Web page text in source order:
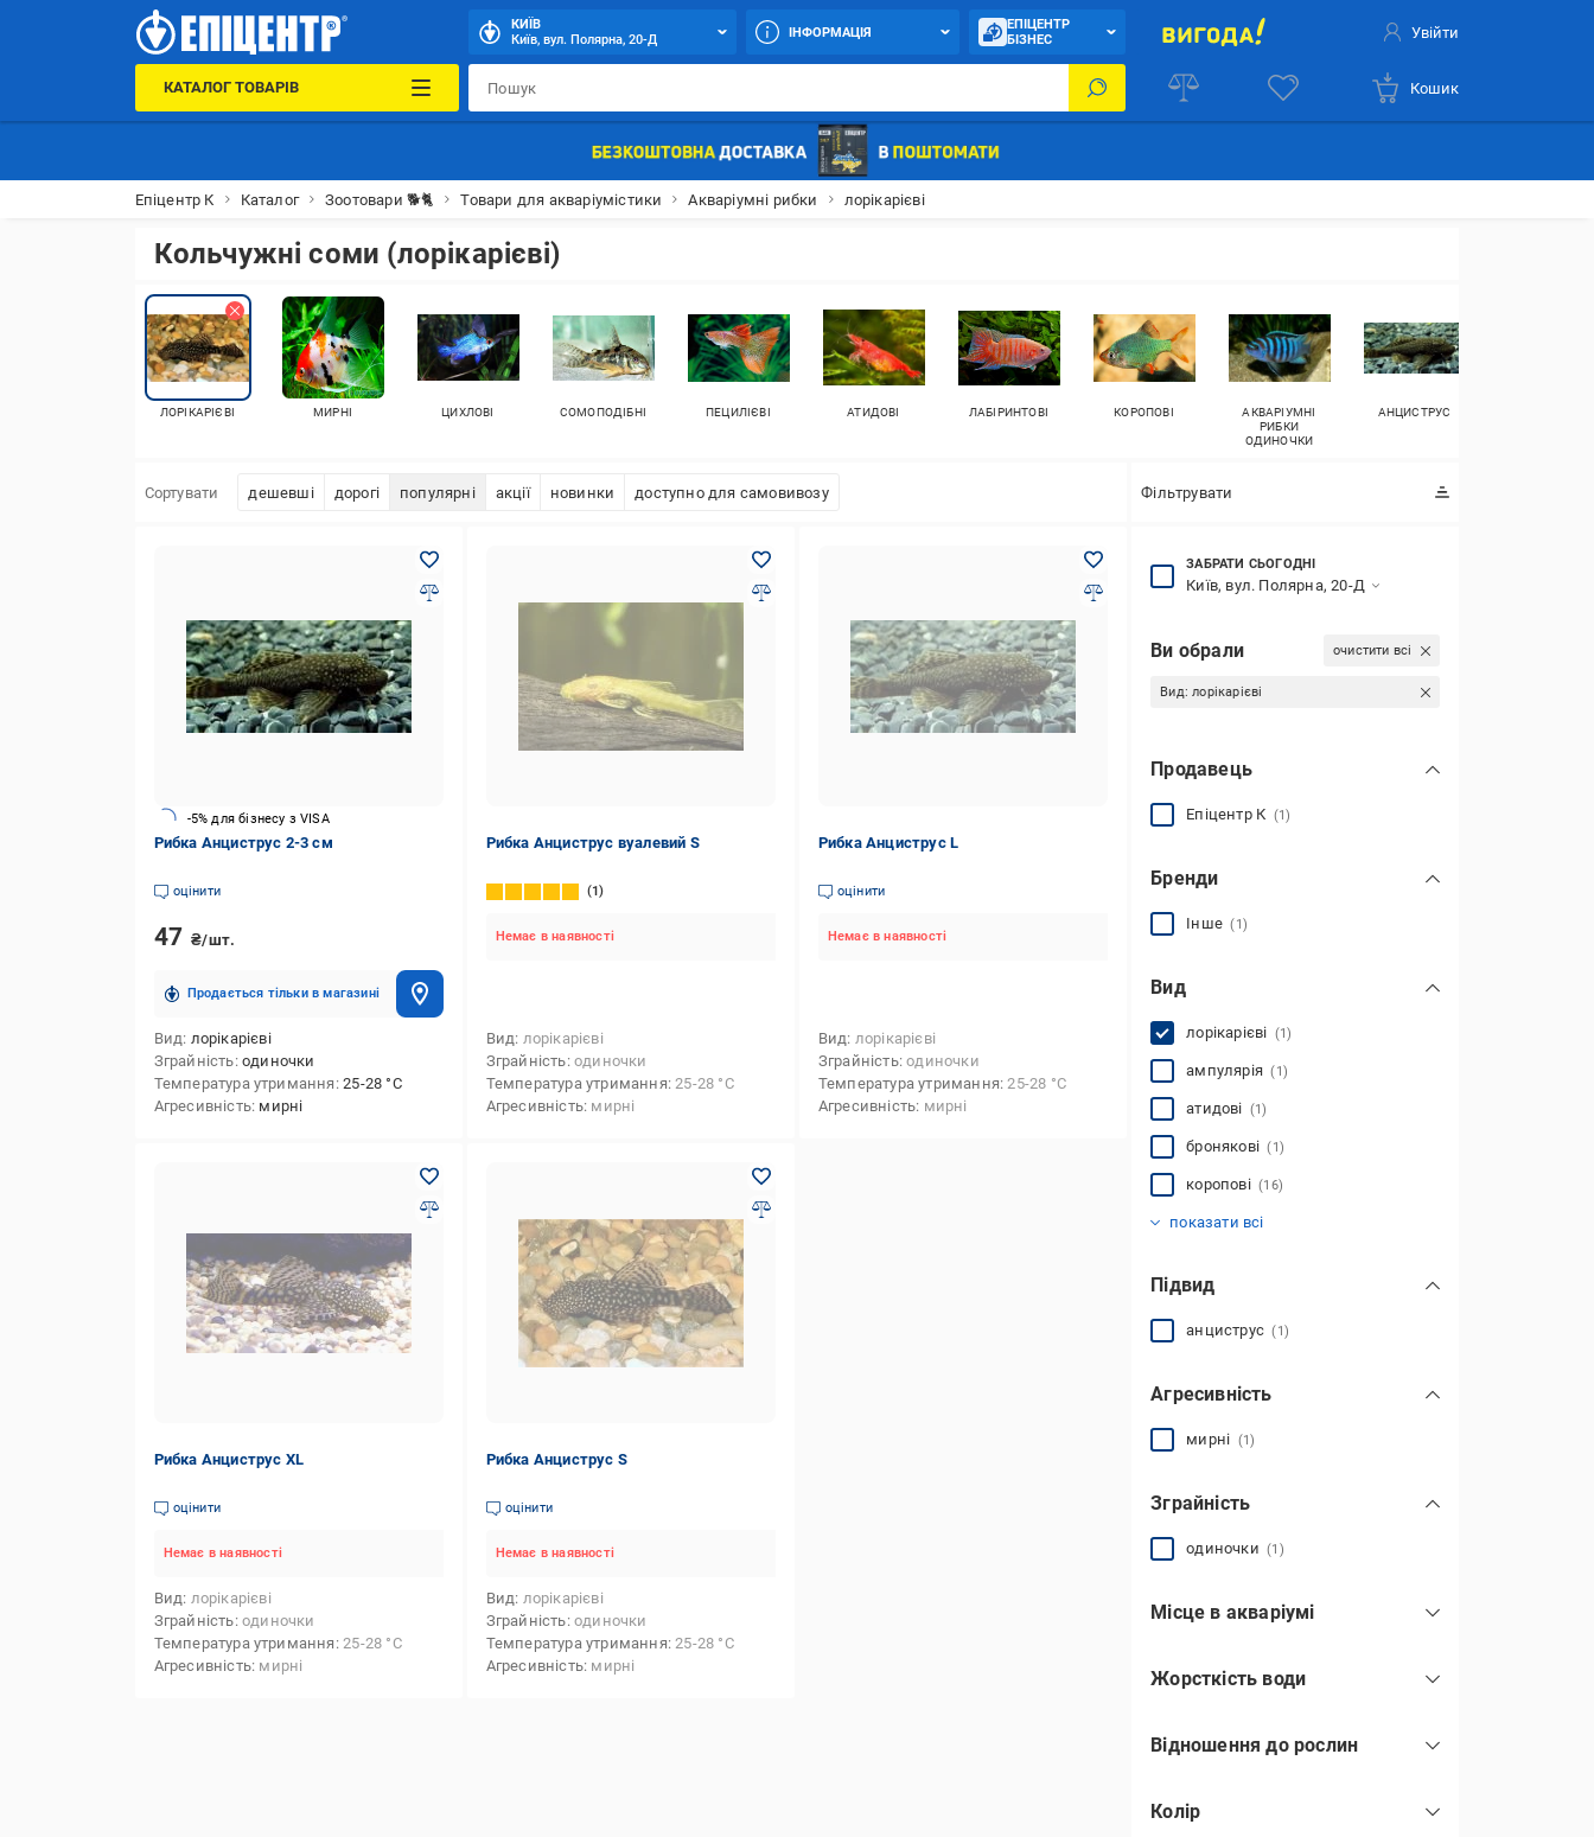
КИЇВ
Київ, вул. Полярна, 20-Д
ІНФОРМАЦІЯ
ЕПІЦЕНТР
БІЗНЕС
Увійти
КАТАЛОГ ТОВАРІВ Кошик
Епіцентр К Каталог Зоотовари 🐕🐈 Товари для акваріумістики Акваріумні рибки лорікарієві
Кольчужні соми (лорікарієві)
ЛОРІКАРІЄВІ МИРНІ ЦИХЛОВІ СОМОПОДІБНІ ПЕЦИЛІЄВІ АТИДОВІ ЛАБІРИНТОВІ КОРОПОВІ
АКВАРІУМНІ
РИБКИ
ОДИНОЧКИ
АНЦИСТРУС
Сортувати дешевші дорогі популярні акції новинки доступно для самовивозу Фільтрувати
-5% для бізнесу з VISA
Рибка Анциструс 2-3 см
оцінити
47 ₴/шт.
Продається тільки в магазині
Вид лорікарієві
Зграйність одиночки
Температура утримання 25-28 °С
Агресивність мирні
Рибка Анциструс вуалевий S
1
Немає в наявності
Вид лорікарієві
Зграйність одиночки
Температура утримання 25-28 °С
Агресивність мирні
Рибка Анциструс L
оцінити
Немає в наявності
Вид лорікарієві
Зграйність одиночки
Температура утримання 25-28 °С
Агресивність мирні
Рибка Анциструс XL
оцінити
Немає в наявності
Вид лорікарієві
Зграйність одиночки
Температура утримання 25-28 °С
Агресивність мирні
Рибка Анциструс S
оцінити
Немає в наявності
Вид лорікарієві
Зграйність одиночки
Температура утримання 25-28 °С
Агресивність мирні
ЗАБРАТИ СЬОГОДНІ
Київ, вул. Полярна, 20-Д
Ви обрали очистити всі
Вид:лорікарієві
Продавець
Епіцентр К (1)
Бренди
Інше(1)
Вид
лорікарієві (1)
ампулярія(1)
атидові (1)
бронякові(1)
коропові(16)
показати всі
Підвид
анциструс(1)
Агресивність
мирні (1)
Зграйність
одиночки(1)
Місце в акваріумі
Жорсткість води
Відношення до рослин
Колір